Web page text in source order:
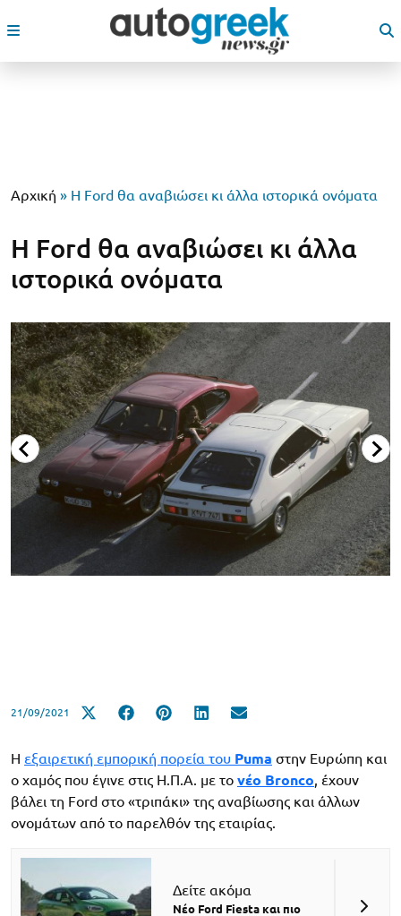
Αρχική » Η Ford θα αναβιώσει κι άλλα ιστορικά ονόματα
Η Ford θα αναβιώσει κι άλλα
ιστορικά ονόματα
21/09/2021
Η εξαιρετική εμπορική πορεία του Puma στην Ευρώπη και
ο χαμός που έγινε στις Η.Π.Α. με το νέο Bronco, έχουν
βάλει τη Ford στο «τριπάκι» της αναβίωσης και άλλων
ονομάτων από το παρελθόν της εταιρίας.
Δείτε ακόμα
Νέο Ford Fiesta και πιο